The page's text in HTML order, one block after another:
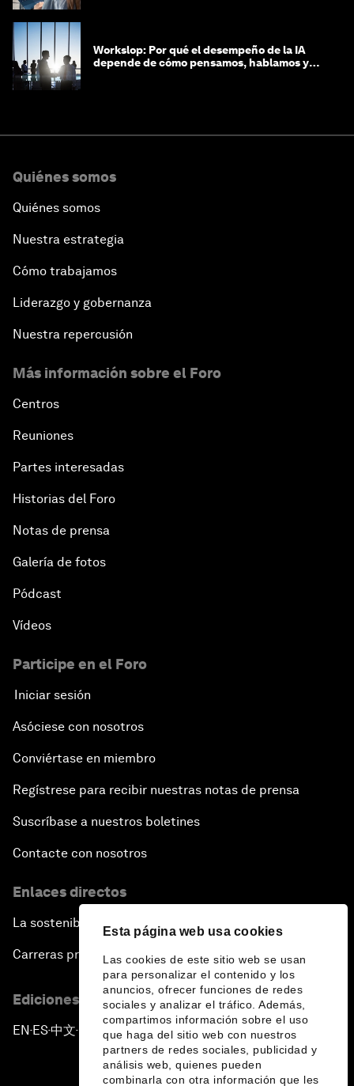
Esta página web usa cookies
Las cookies de este sitio web se usan
para personalizar el contenido y los
anuncios, ofrecer funciones de redes
sociales y analizar el tráfico. Además,
compartimos información sobre el uso
que haga del sitio web con nuestros
partners de redes sociales, publicidad y
análisis web, quienes pueden
combinarla con otra información que les
Workslop: Por qué el desempeño de la IA
depende de cómo pensamos, hablamos y
Quiénes somos
Quiénes somos
Nuestra estrategia
Cómo trabajamos
Liderazgo y gobernanza
Nuestra repercusión
Más información sobre el Foro
Centros
Reuniones
Partes interesadas
Historias del Foro
Notas de prensa
Galería de fotos
Pódcast
Vídeos
Participe en el Foro
Iniciar sesión
Asóciese con nosotros
Conviértase en miembro
Regístrese para recibir nuestras notas de prensa
Suscríbase a nuestros boletines
Contacte con nosotros
Enlaces directos
La sostenibilidad en el Foro
Carreras profesionales
Ediciones en otros idiomas
EN ▪ ES▪中文▪ 日本語